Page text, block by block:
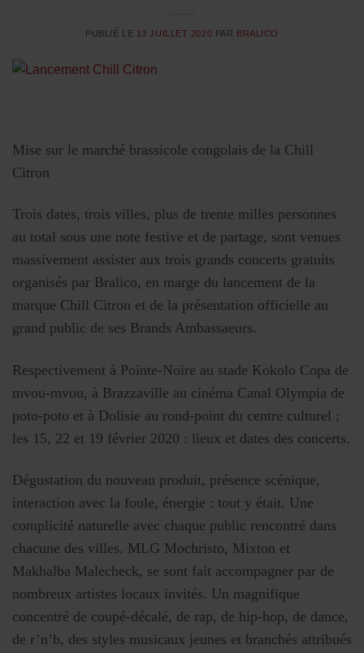
PUBLIÉ LE 13 JUILLET 2020 PAR BRALICO
Mise sur le marché brassicole congolais de la Chill
Citron
Trois dates, trois villes, plus de trente milles personnes
au total sous une note festive et de partage, sont venues
massivement assister aux trois grands concerts gratuits
organisés par Bralico, en marge du lancement de la
marque Chill Citron et de la présentation officielle au
grand public de ses Brands Ambassaeurs.
Respectivement à Pointe-Noire au stade Kokolo Copa de
mvou-mvou, à Brazzaville au cinéma Canal Olympia de
poto-poto et à Dolisie au rond-point du centre culturel ;
les 15, 22 et 19 février 2020 : lieux et dates des concerts.
Dégustation du nouveau produit, présence scénique,
interaction avec la foule, énergie : tout y était. Une
complicité naturelle avec chaque public rencontré dans
chacune des villes. MLG Mochristo, Mixton et
Makhalba Malecheck, se sont fait accompagner par de
nombreux artistes locaux invités. Un magnifique
concentré de coupé-décalé, de rap, de hip-hop, de dance,
de r’n’b, des styles musicaux jeunes et branchés attribués